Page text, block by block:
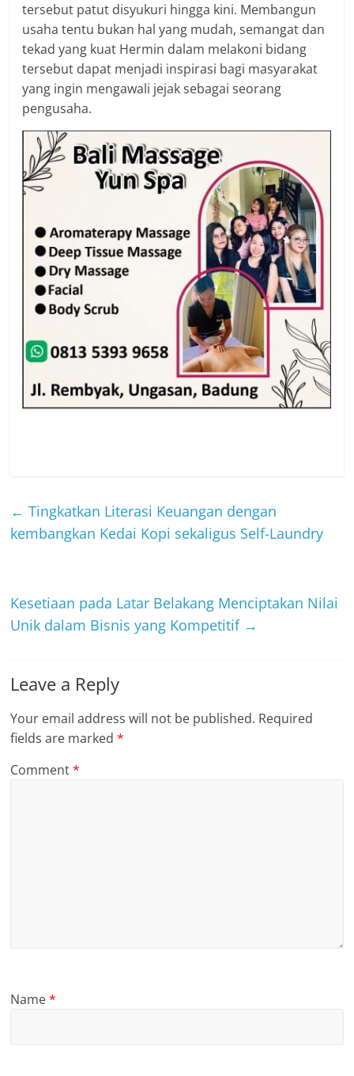
tersebut patut disyukuri hingga kini. Membangun
usaha tentu bukan hal yang mudah, semangat dan
tekad yang kuat Hermin dalam melakoni bidang
tersebut dapat menjadi inspirasi bagi masyarakat
yang ingin mengawali jejak sebagai seorang
pengusaha.
← Tingkatkan Literasi Keuangan dengan
kembangkan Kedai Kopi sekaligus Self-Laundry
Kesetiaan pada Latar Belakang Menciptakan Nilai
Unik dalam Bisnis yang Kompetitif →
Leave a Reply
Your email address will not be published. Required
fields are marked*
Comment*
Name*